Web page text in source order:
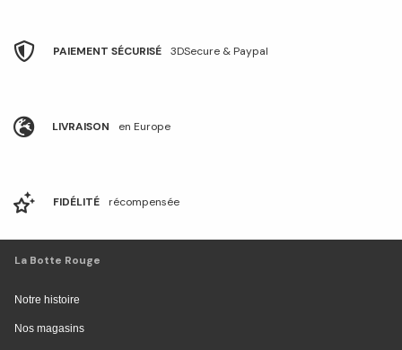
PAIEMENT SÉCURISÉ 3DSecure & Paypal
LIVRAISON en Europe
FIDÉLITÉ récompensée
La Botte Rouge
Notre histoire
Nos magasins